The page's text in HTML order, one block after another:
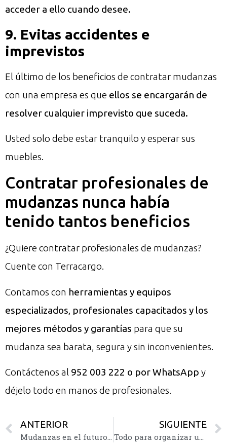
acceder a ello cuando desee.
9. Evitas accidentes e
imprevistos
El último de los beneficios de contratar mudanzas
con una empresa es que ellos se encargarán de
resolver cualquier imprevisto que suceda.
Usted solo debe estar tranquilo y esperar sus
muebles.
Contratar profesionales de
mudanzas nunca había
tenido tantos beneficios
¿Quiere contratar profesionales de mudanzas?
Cuente con Terracargo.
Contamos con herramientas y equipos
especializados, profesionales capacitados y los
mejores métodos y garantías para que su
mudanza sea barata, segura y sin inconvenientes.
Contáctenos al 952 003 222 o por WhatsApp y
déjelo todo en manos de profesionales.
ANTERIOR SIGUIENTE